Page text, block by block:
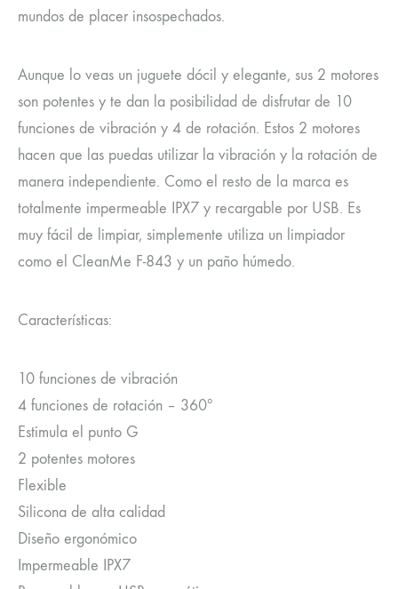
mundos de placer insospechados.
Aunque lo veas un juguete dócil y elegante, sus 2 motores
son potentes y te dan la posibilidad de disfrutar de 10
funciones de vibración y 4 de rotación. Estos 2 motores
hacen que las puedas utilizar la vibración y la rotación de
manera independiente. Como el resto de la marca es
totalmente impermeable IPX7 y recargable por USB. Es
muy fácil de limpiar, simplemente utiliza un limpiador
como el CleanMe F-843 y un paño húmedo.
Características:
10 funciones de vibración
4 funciones de rotación – 360º
Estimula el punto G
2 potentes motores
Flexible
Silicona de alta calidad
Diseño ergonómico
Impermeable IPX7